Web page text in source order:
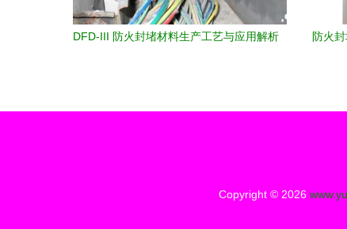
DFD-III 防火封堵材料生产工艺与应用解析
防火
Copyright © 2026